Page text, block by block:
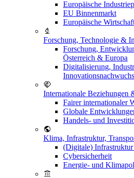
Europäische
EU Binnenmarkt
Europäische
Forschung, Technologie &
Forschung,
Österreich & Europa
Digitalisierung,
Innovationsnachwuchs
Internationale Beziehungen
Fairer internationaler
Globale
Handels- und
Klima, Infrastruktur,
(Digitale)
Cybersicherheit
Energie- und